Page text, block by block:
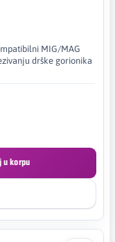
MIG/MAG
drške gorionika
u korpu